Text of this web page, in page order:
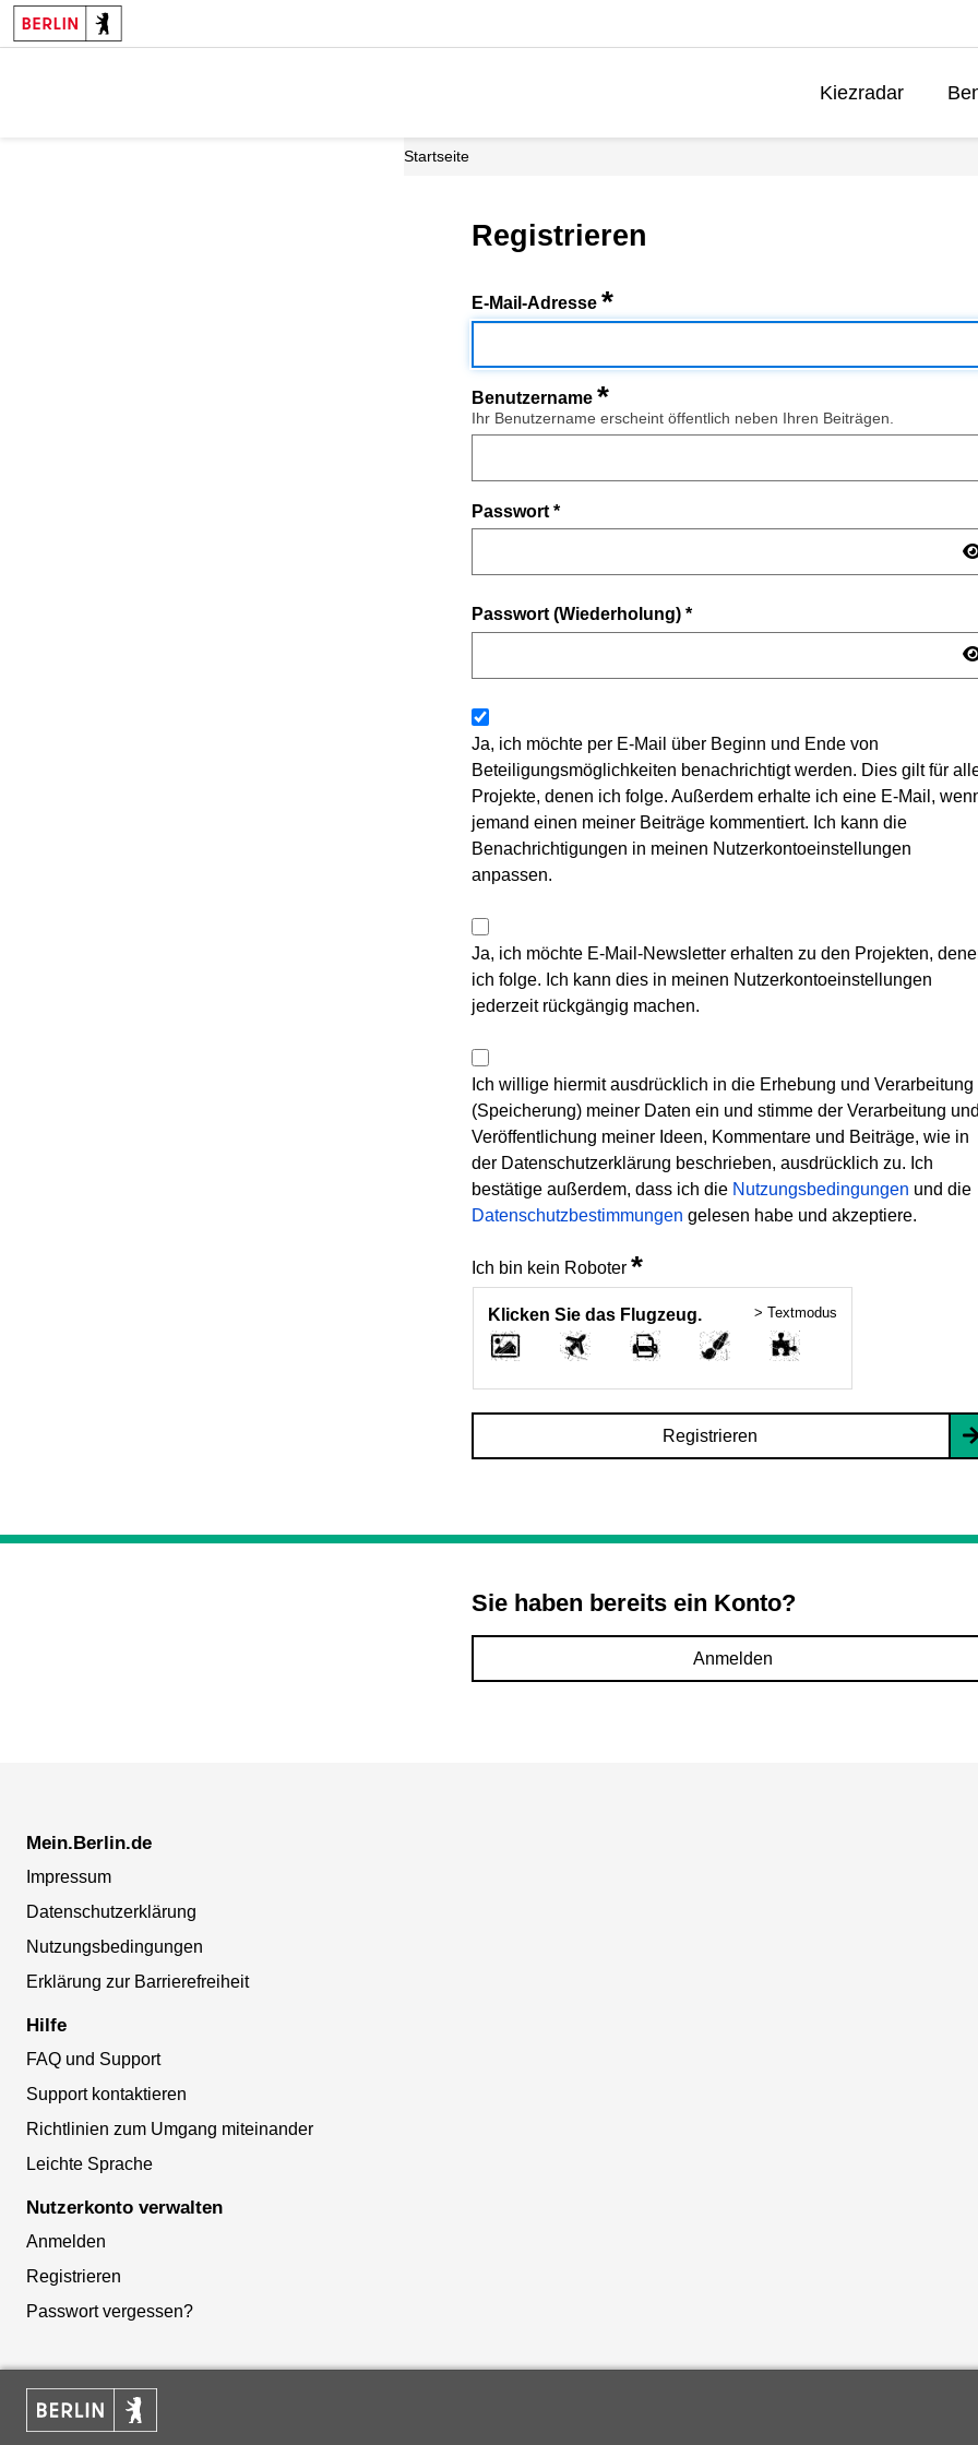
Kiezradar
Startseite
Registrieren
E-Mail-Adresse *
Benutzername *
Ihr Benutzername erscheint öffentlich neben Ihren Beiträgen.
Passwort *
Passwort (Wiederholung) *
Ja, ich möchte per E-Mail über Beginn und Ende von
Beteiligungsmöglichkeiten benachrichtigt werden. Dies gilt für
Projekte, denen ich folge. Außerdem erhalte ich eine E-Mail,
jemand einen meiner Beiträge kommentiert. Ich kann die
Benachrichtigungen in meinen Nutzerkontoeinstellungen
anpassen.
Ja, ich möchte E-Mail-Newsletter erhalten zu den Projekten,
ich folge. Ich kann dies in meinen Nutzerkontoeinstellungen
jederzeit rückgängig machen.
Ich willige hiermit ausdrücklich in die Erhebung und Verarbeitung
(Speicherung) meiner Daten ein und stimme der Verarbeitung und
Veröffentlichung meiner Ideen, Kommentare und Beiträge, wie in
der Datenschutzerklärung beschrieben, ausdrücklich zu. Ich
bestätige außerdem, dass ich die Nutzungsbedingungen und die
Datenschutzbestimmungen gelesen habe und akzeptiere.
Ich bin kein Roboter *
Klicken Sie das Flugzeug. > Textmodus
Registrieren
Sie haben bereits ein Konto?
Anmelden
Mein.Berlin.de
Impressum
Datenschutzerklärung
Nutzungsbedingungen
Erklärung zur Barrierefreiheit
Hilfe
FAQ und Support
Support kontaktieren
Richtlinien zum Umgang miteinander
Leichte Sprache
Nutzerkonto verwalten
Anmelden
Registrieren
Passwort vergessen?